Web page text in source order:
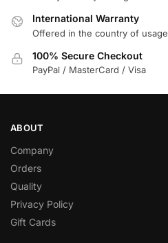
International Warranty
Offered in the country of usage
100% Secure Checkout
PayPal / MasterCard / Visa
ABOUT
Company
Orders
Quality
Privacy Policy
Gift Cards